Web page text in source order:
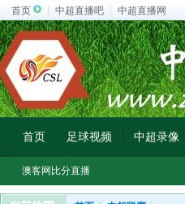
首页 中超直播吧 中超直播网
首页 足球视频 中超录像
澳客网比分直播